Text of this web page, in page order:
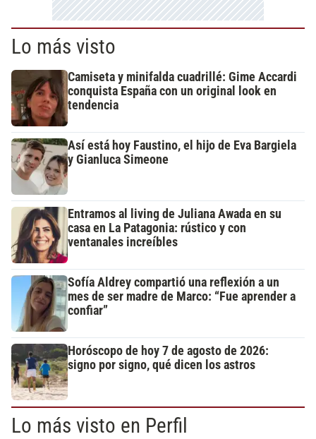
Lo más visto
Camiseta y minifalda cuadrillé: Gime Accardi
conquista España con un original look en
tendencia
Así está hoy Faustino, el hijo de Eva Bargiela
y Gianluca Simeone
Entramos al living de Juliana Awada en su
casa en La Patagonia: rústico y con
ventanales increíbles
Sofía Aldrey compartió una reflexión a un
mes de ser madre de Marco: “Fue aprender a
confiar”
Horóscopo de hoy 7 de agosto de 2026:
signo por signo, qué dicen los astros
Lo más visto en Perfil